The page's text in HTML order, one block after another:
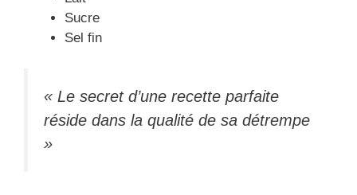
Sucre
Sel fin
« Le secret d’une recette parfaite
réside dans la qualité de sa détrempe
»